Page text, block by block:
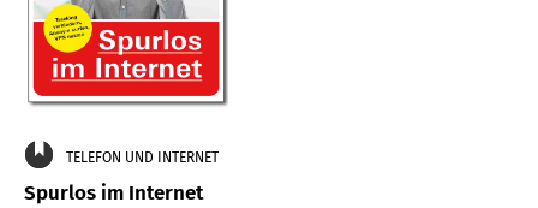
TELEFON UND INTERNET
Spurlos im Internet